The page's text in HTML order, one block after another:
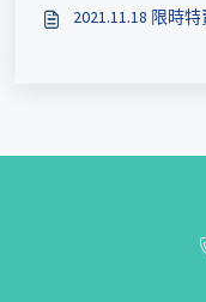
2021.11.18 限時